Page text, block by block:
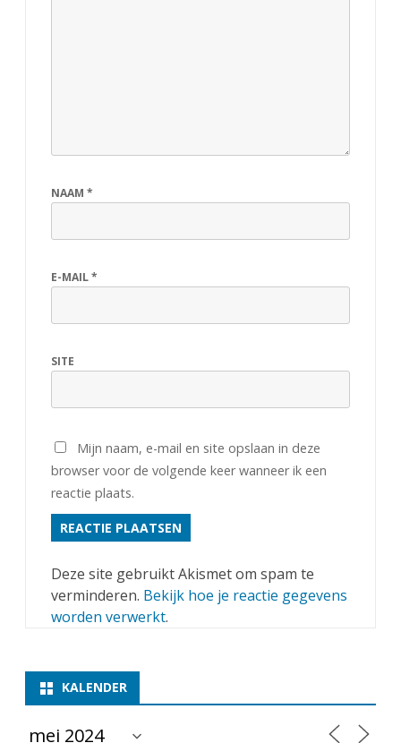
NAAM *
E-MAIL*
SITE
Mijn naam, e-mail en site opslaan in deze
browser voor de volgende keer wanneer ik een
reactie plaats.
Deze site gebruikt Akismet om spam te
verminderen. Bekijk hoe je reactie gegevens
worden verwerkt.
KALENDER